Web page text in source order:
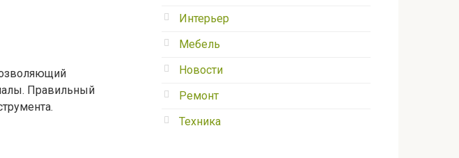
Правильный
Интерьер
Мебель
Новости
Ремонт
Техника